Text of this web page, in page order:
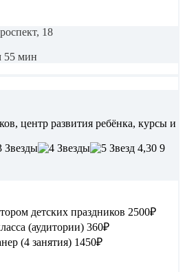
18
55 мин
центр развития ребёнка, курсы и
4,30 9
детских праздников 2500₽
(аудитории) 360₽
(4 занятия) 1450₽